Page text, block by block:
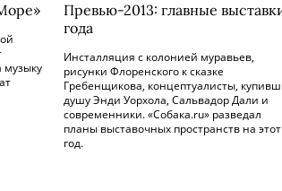
музыку
Превью-2013: главные
года
Инсталляция с колонией муравьев,
рисунки Флоренского к сказке
Гребенщикова, концептуалисты,
душу Энди Уорхола, Сальвадор Дали и
современники. «Собака.ru» разведал
планы выставочных пространств на этот
год.